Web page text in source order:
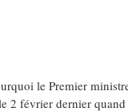
le Premier
2 février dernier